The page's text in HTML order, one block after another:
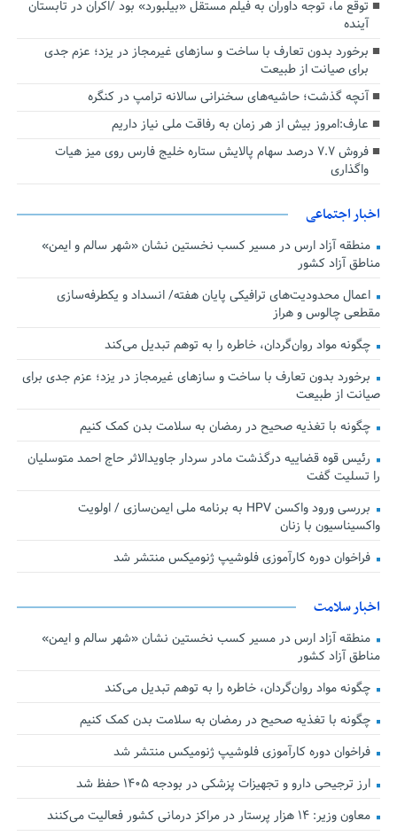
توقع ما، توجه داوران به فیلم مستقل «بیلبورد» بود /اکران در تابستان
آینده
برخورد بدون تعارف با ساخت‌ و سازهای غیرمجاز در یزد؛ عزم جدی
برای صیانت از طبیعت
آنچه گذشت؛ حاشیه‌های سخنرانی سالانه ترامپ در کنگره
عارف:امروز بیش از هر زمان به رفاقت ملی نیاز داریم
فروش ۷.۷ درصد سهام پالایش ستاره خلیج فارس روی میز هیات
واگذاری
اخبار اجتماعی
منطقه آزاد ارس در مسیر کسب نخستین نشان «شهر سالم و ایمن»
مناطق آزاد کشور
اعمال محدودیت‌های ترافیکی پایان هفته/ انسداد و یکطرفه‌سازی
مقطعی چالوس و هراز
چگونه مواد روان‌گردان، خاطره را به توهم تبدیل می‌کند
برخورد بدون تعارف با ساخت‌ و سازهای غیرمجاز در یزد؛ عزم جدی برای
صیانت از طبیعت
چگونه با تغذیه صحیح در رمضان به سلامت بدن کمک کنیم
رئیس قوه قضاییه درگذشت مادر سردار جاویدالاثر حاج احمد متوسلیان
را تسلیت گفت
بررسی ورود واکسن HPV به برنامه ملی ایمن‌سازی / اولویت
واکسیناسیون با زنان
فراخوان دوره کارآموزی فلوشیپ ژنومیکس منتشر شد
اخبار سلامت
منطقه آزاد ارس در مسیر کسب نخستین نشان «شهر سالم و ایمن»
مناطق آزاد کشور
چگونه مواد روان‌گردان، خاطره را به توهم تبدیل می‌کند
چگونه با تغذیه صحیح در رمضان به سلامت بدن کمک کنیم
فراخوان دوره کارآموزی فلوشیپ ژنومیکس منتشر شد
ارز ترجیحی دارو و تجهیزات پزشکی در بودجه ۱۴۰۵ حفظ شد
معاون وزیر: ۱۴ هزار پرستار در مراکز درمانی کشور فعالیت می‌کنند